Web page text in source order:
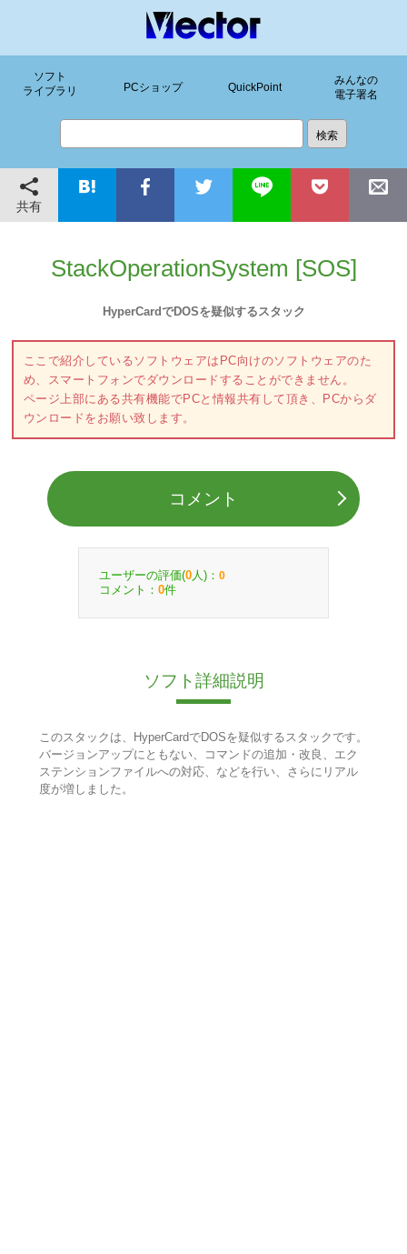
ソフト
ライブラリ
PCショップ QuickPoint
みんなの
電子署名
共有
StackOperationSystem [SOS]
HyperCardでDOSを疑似するスタック
ここで紹介しているソフトウェアはPC向けのソフトウェアのた
め、スマートフォンでダウンロードすることができません。
ページ上部にある共有機能でPCと情報共有して頂き、PCからダ
ウンロードをお願い致します。
コメント
ユーザーの評価(0 人)： 0
コメント： 0件
ソフト詳細説明
このスタックは、HyperCardでDOSを疑似するスタックです。
バージョンアップにともない、コマンドの追加・改良、エク
ステンションファイルへの対応、などを行い、さらにリアル
度が増しました。